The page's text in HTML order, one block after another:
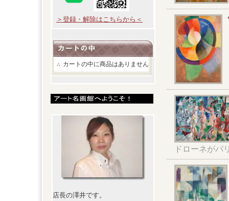
＞登録・解除はこちらから＜
カートの中に商品はありません
店長の澤井です。
ドローネがパ